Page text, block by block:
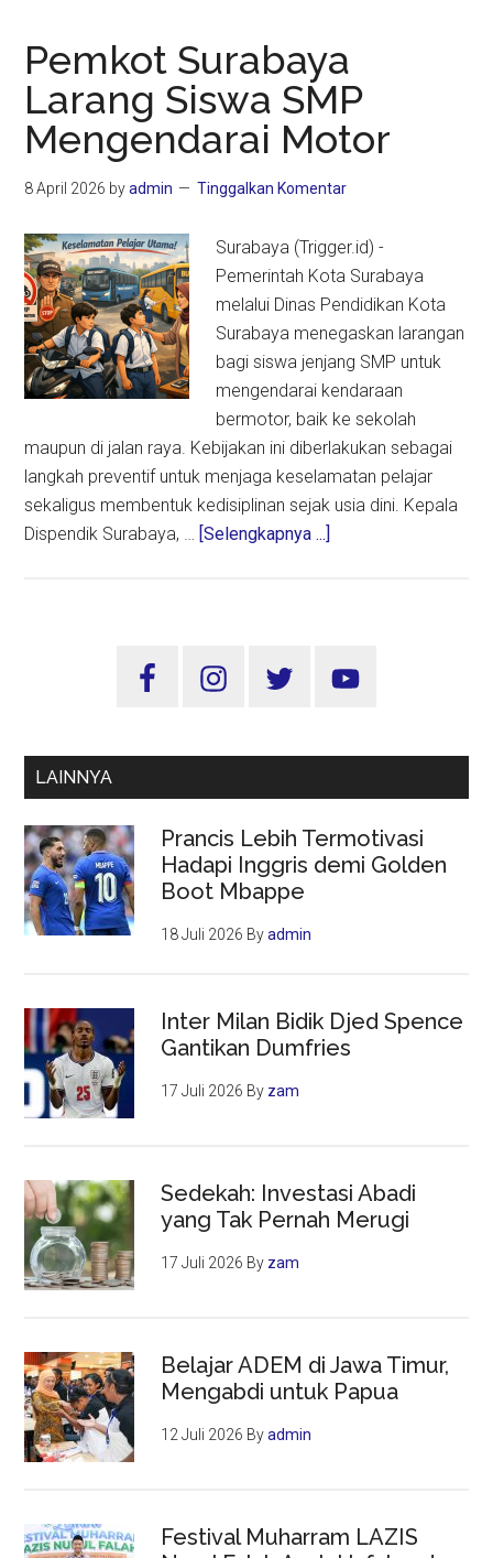
Pemkot Surabaya
Larang Siswa SMP
Mengendarai Motor
8 April 2026 byadmin Tinggalkan Komentar
Surabaya (Trigger.id) -
Pemerintah Kota Surabaya
melalui Dinas Pendidikan Kota
Surabaya menegaskan larangan
bagi siswa jenjang SMP untuk
mengendarai kendaraan
bermotor, baik ke sekolah
maupun di jalan raya. Kebijakan ini diberlakukan sebagai
langkah preventif untuk menjaga keselamatan pelajar
sekaligus membentuk kedisiplinan sejak usia dini. Kepala
Dispendik Surabaya, … [Selengkapnya ...]
SMP
Sidebar
LAINNYA
Prancis Lebih Termotivasi
Hadapi Inggris demi Golden
Boot Mbappe
18 Juli 2026 Byadmin
Inter Milan Bidik Djed Spence
Gantikan Dumfries
17 Juli 2026 By zam
Sedekah: Investasi Abadi
yang Tak Pernah Merugi
17 Juli 2026 By zam
Belajar ADEM di Jawa Timur,
Mengabdi untuk Papua
12 Juli 2026 Byadmin
Festival Muharram LAZIS